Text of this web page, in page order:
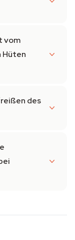
vom
Hüten
des